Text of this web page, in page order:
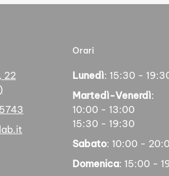
22
Orari
Lunedì: 15:30 -
Martedì-Venerdì:
10:00 - 13:00
15:30 - 19:30
Sabato: 10:00 -
Domenica: 15:00 -